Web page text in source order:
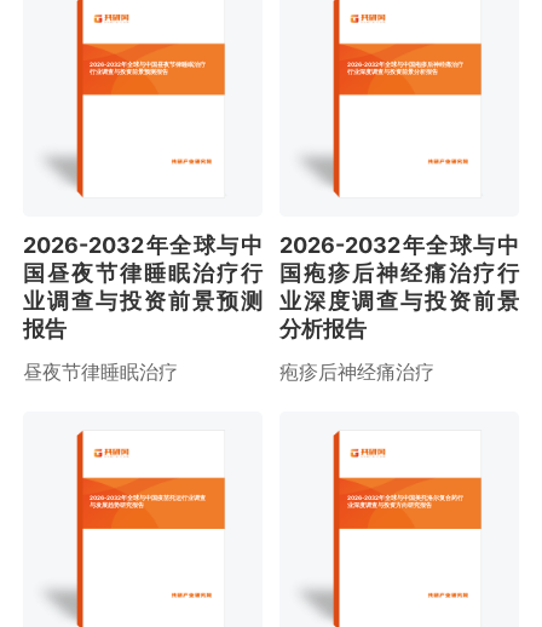
2026-2032年全球与中国昼夜节律睡眠治疗
行业调查与投资前景预测报告
2026-2032年全球与中
国昼夜节律睡眠治疗行
业调查与投资前景预测
报告
昼夜节律睡眠治疗
2026-2032年全球与中国疱疹后神经痛治疗
行业深度调查与投资前景分析报告
2026-2032年全球与中
国疱疹后神经痛治疗行
业深度调查与投资前景
分析报告
疱疹后神经痛治疗
2026-2032年全球与中国疫苗托运行业调查
与发展趋势研究报告
2026-2032年全球与中国美托洛尔复合药行
业深度调查与投资方向研究报告